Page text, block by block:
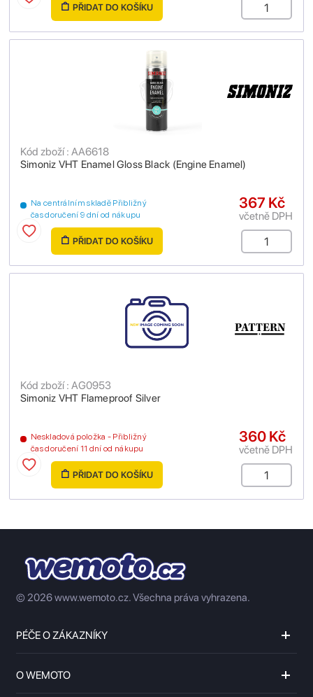
PŘIDAT DO KOŠÍKU
Simoniz VHT Enamel Gloss Black (Engine Enamel)
Kód zboží : AA6618
Na centrálním skladě Přibližný
čas doručení 9 dní od nákupu
367 Kč
včetně DPH
PŘIDAT DO KOŠÍKU
Simoniz VHT Flameproof Silver
Kód zboží : AG0953
Neskladová položka - Přibližný
čas doručení 11 dní od nákupu
360 Kč
včetně DPH
PŘIDAT DO KOŠÍKU
© 2026 www.wemoto.cz.Všechna práva vyhrazena.
PÉČE O ZÁKAZNÍKY
O WEMOTO